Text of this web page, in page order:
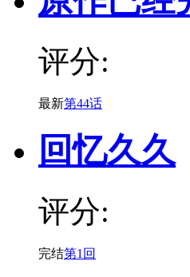
评分:
最新第44话
回忆久久
评分:
完结第1回